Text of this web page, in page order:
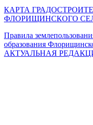
КАРТА
ФЛОРИЩИНСКОГО
Правила
образования
АКТУАЛЬНАЯ